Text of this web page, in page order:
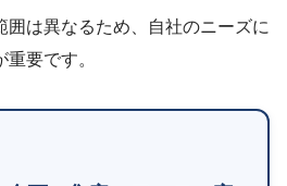
囲は異なるため、自社のニーズに
要です。